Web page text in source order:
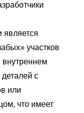
является
участков
с
или
что имеет